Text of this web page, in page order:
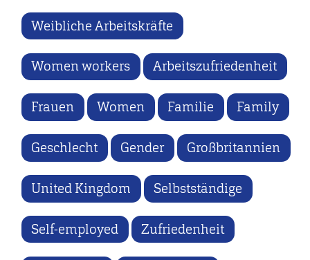
Weibliche Arbeitskräfte
Women workers Arbeitszufriedenheit
Frauen Women Familie Family
Geschlecht Gender Großbritannien
United Kingdom Selbstständige
Self-employed Zufriedenheit